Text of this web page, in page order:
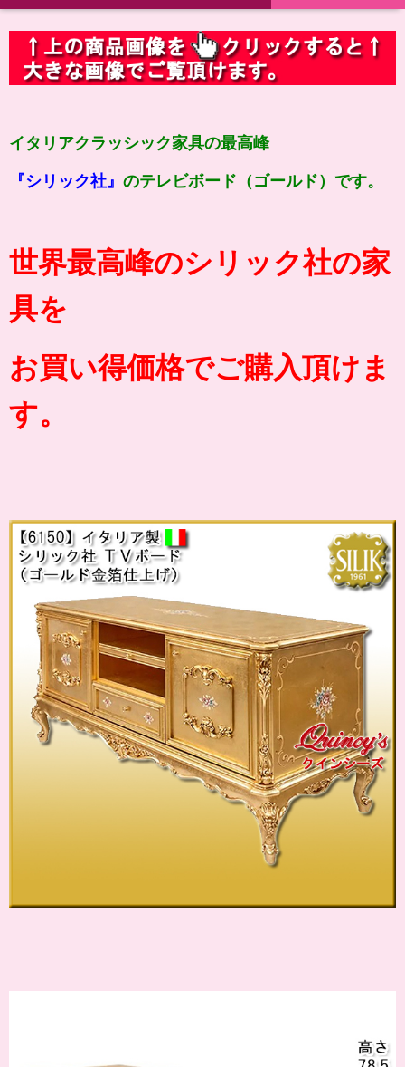
イタリアクラッシック家具の最高峰
『シリック社』 のテレビボード（ゴールド）です。
世界最高峰のシリック社の家
具を
お買い得価格でご購入頂けま
す。